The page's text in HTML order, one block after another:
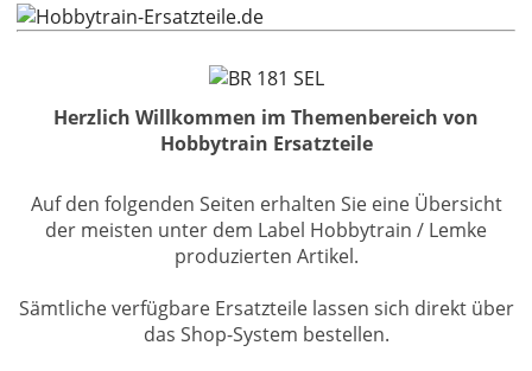
Herzlich Willkommen im Themenbereich von
Hobbytrain Ersatzteile
Auf den folgenden Seiten erhalten Sie eine Übersicht
der meisten unter dem Label Hobbytrain / Lemke
produzierten Artikel.
Sämtliche verfügbare Ersatzteile lassen sich direkt über
das Shop-System bestellen.